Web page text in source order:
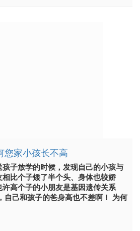
您家小孩长不高
子放学的时候，发现自己的小孩与
比个子矮了半个头、身体也较娇
高个子的小朋友是基因遗传关系
自己和孩子的爸身高也不差啊！ 为何